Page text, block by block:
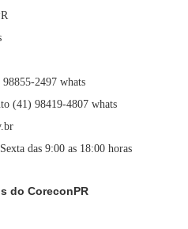
2497 whats
(41) 98419-4807 whats
das 9:00 as 18:00 horas
do CoreconPR